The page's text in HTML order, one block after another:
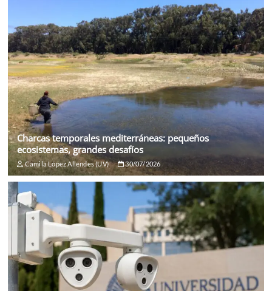
Charcas temporales mediterráneas: pequeños
ecosistemas, grandes desafíos
Camila López Allendes (UV) 30/07/2026